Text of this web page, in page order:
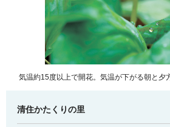
気温約15度以上で開花。気温が下がる朝と夕
清住かたくりの里